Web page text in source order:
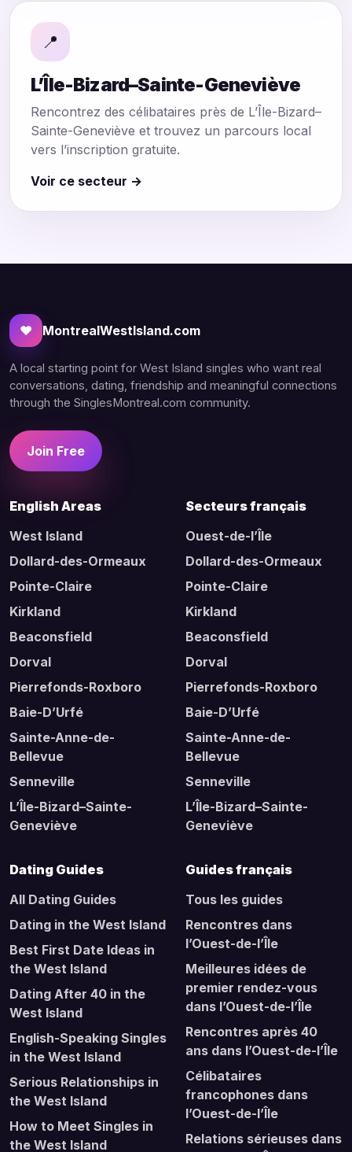
📍
L’Île-Bizard–Sainte-Geneviève
Rencontrez des célibataires près de L’Île-Bizard–
Sainte-Geneviève et trouvez un parcours local
vers l’inscription gratuite.
Voir ce secteur →
♥ MontrealWestIsland.com
A local starting point for West Island singles who want real
conversations, dating, friendship and meaningful connections
through the SinglesMontreal.com community.
Join Free
English Areas
West Island
Dollard-des-Ormeaux
Pointe-Claire
Kirkland
Beaconsfield
Dorval
Pierrefonds-Roxboro
Baie-D’Urfé
Sainte-Anne-de-
Bellevue
Senneville
L’Île-Bizard–Sainte-
Geneviève
Secteurs français
Ouest-de-l’Île
Dollard-des-Ormeaux
Pointe-Claire
Kirkland
Beaconsfield
Dorval
Pierrefonds-Roxboro
Baie-D’Urfé
Sainte-Anne-de-
Bellevue
Senneville
L’Île-Bizard–Sainte-
Geneviève
Dating Guides
All Dating Guides
Dating in the West Island
Best First Date Ideas in
the West Island
Dating After 40 in the
West Island
English-Speaking Singles
in the West Island
Serious Relationships in
the West Island
How to Meet Singles in
the West Island
Guides français
Tous les guides
Rencontres dans
l’Ouest-de-l’Île
Meilleures idées de
premier rendez-vous
dans l’Ouest-de-l’Île
Rencontres après 40
ans dans l’Ouest-de-l’Île
Célibataires
francophones dans
l’Ouest-de-l’Île
Relations sérieuses dans